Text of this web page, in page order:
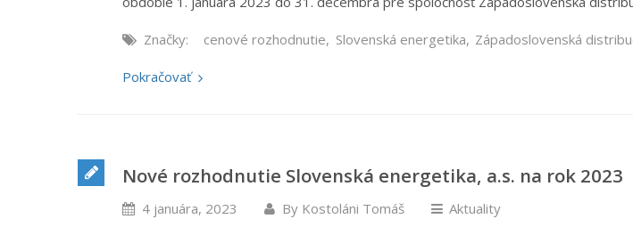
Značky: cenové rozhodnutie, Slovenská energetika, Západoslovenská
Pokračovať
Nové rozhodnutie Slovenská energetika, a.s. na rok 2023
4 januára, 2023 By Kostoláni Tomáš Aktuality